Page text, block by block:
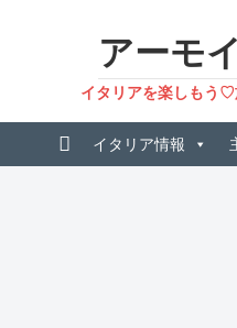
アーモ
イタリアを楽しもう♡
イタリア情報